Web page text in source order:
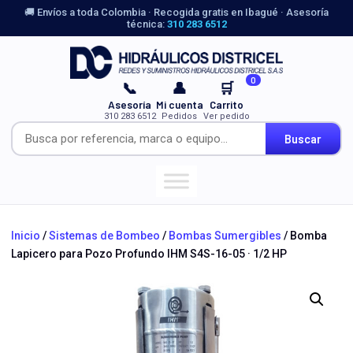
🚚 Envíos a toda Colombia · Recogida gratis en Ibagué · Asesoría
técnica: 310 283 6512
Buscar
📞
Asesoría
310 283 6512
👤
Mi cuenta
Pedidos
🛒 0
Carrito
Ver pedido
Inicio /Sistemas de Bombeo / Bombas Sumergibles / Bomba
Lapicero para Pozo Profundo IHM S4S-16-05 · 1/2 HP